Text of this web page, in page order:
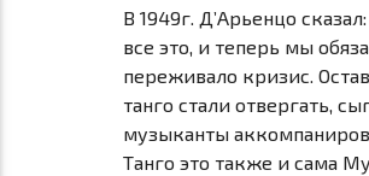
В 1949г. Д’Aрьенцо
все это, и теперь мы
переживало кризис.
танго стали отвергать,
музыканты
Танго это также и сама